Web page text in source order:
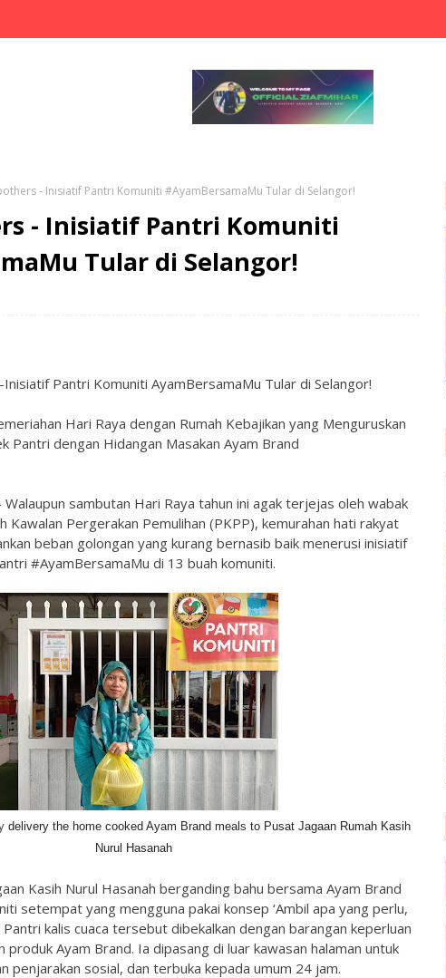
- Inisiatif Pantri Komuniti #AyamBersamaMu Tular di Selangor!
- Inisiatif Pantri Komuniti
Tular di Selangor!
Pantri Komuniti AyamBersamaMu Tular di Selangor!
Hari Raya dengan Rumah Kebajikan yang Menguruskan
Pantri dengan Hidangan Masakan Ayam Brand
Walaupun sambutan Hari Raya tahun ini agak terjejas oleh wabak
Kawalan Pergerakan Pemulihan (PKPP), kemurahan hati rakyat
beban golongan yang kurang bernasib baik menerusi inisiatif
#AyamBersamaMu di 13 buah komuniti.
delivery the home cooked Ayam Brand meals to Pusat Jagaan Rumah Kasih
Nurul Hasanah
Kasih Nurul Hasanah berganding bahu bersama Ayam Brand
setempat yang mengguna pakai konsep ‘Ambil apa yang perlu,
Pantri kalis cuaca tersebut dibekalkan dengan barangan keperluan
produk Ayam Brand. Ia dipasang di luar kawasan halaman untuk
penjarakan sosial, dan terbuka kepada umum 24 jam.